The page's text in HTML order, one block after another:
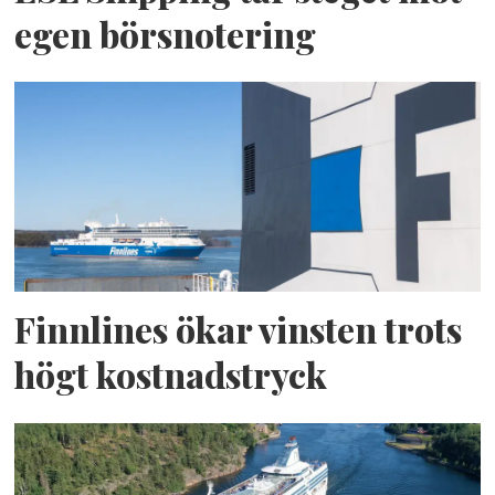
egen börsnotering
Finnlines ökar vinsten trots
högt kostnadstryck